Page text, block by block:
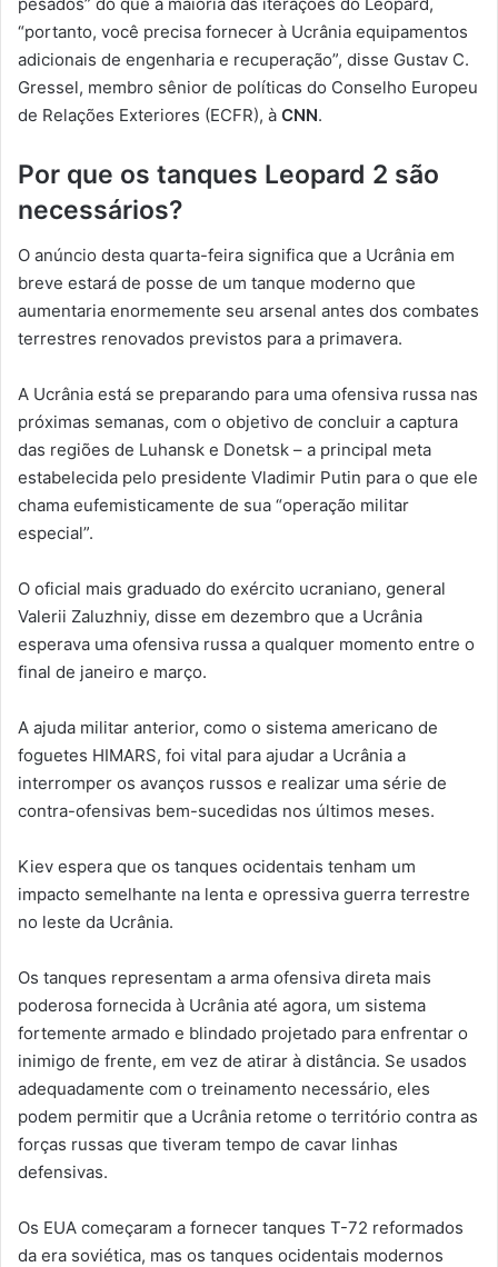
“portanto, você precisa fornecer à Ucrânia equipamentos
adicionais de engenharia e recuperação”, disse Gustav C.
Gressel, membro sênior de políticas do Conselho Europeu
de Relações Exteriores (ECFR), à CNN.
Por que os tanques Leopard 2 são
necessários?
O anúncio desta quarta-feira significa que a Ucrânia em
breve estará de posse de um tanque moderno que
aumentaria enormemente seu arsenal antes dos combates
terrestres renovados previstos para a primavera.
A Ucrânia está se preparando para uma ofensiva russa nas
próximas semanas, com o objetivo de concluir a captura
das regiões de Luhansk e Donetsk – a principal meta
estabelecida pelo presidente Vladimir Putin para o que ele
chama eufemisticamente de sua “operação militar
especial”.
O oficial mais graduado do exército ucraniano, general
Valerii Zaluzhniy, disse em dezembro que a Ucrânia
esperava uma ofensiva russa a qualquer momento entre o
final de janeiro e março.
A ajuda militar anterior, como o sistema americano de
foguetes HIMARS, foi vital para ajudar a Ucrânia a
interromper os avanços russos e realizar uma série de
contra-ofensivas bem-sucedidas nos últimos meses.
Kiev espera que os tanques ocidentais tenham um
impacto semelhante na lenta e opressiva guerra terrestre
no leste da Ucrânia.
Os tanques representam a arma ofensiva direta mais
poderosa fornecida à Ucrânia até agora, um sistema
fortemente armado e blindado projetado para enfrentar o
inimigo de frente, em vez de atirar à distância. Se usados
adequadamente com o treinamento necessário, eles
podem permitir que a Ucrânia retome o território contra as
forças russas que tiveram tempo de cavar linhas
defensivas.
Os EUA começaram a fornecer tanques T-72 reformados
da era soviética, mas os tanques ocidentais modernos